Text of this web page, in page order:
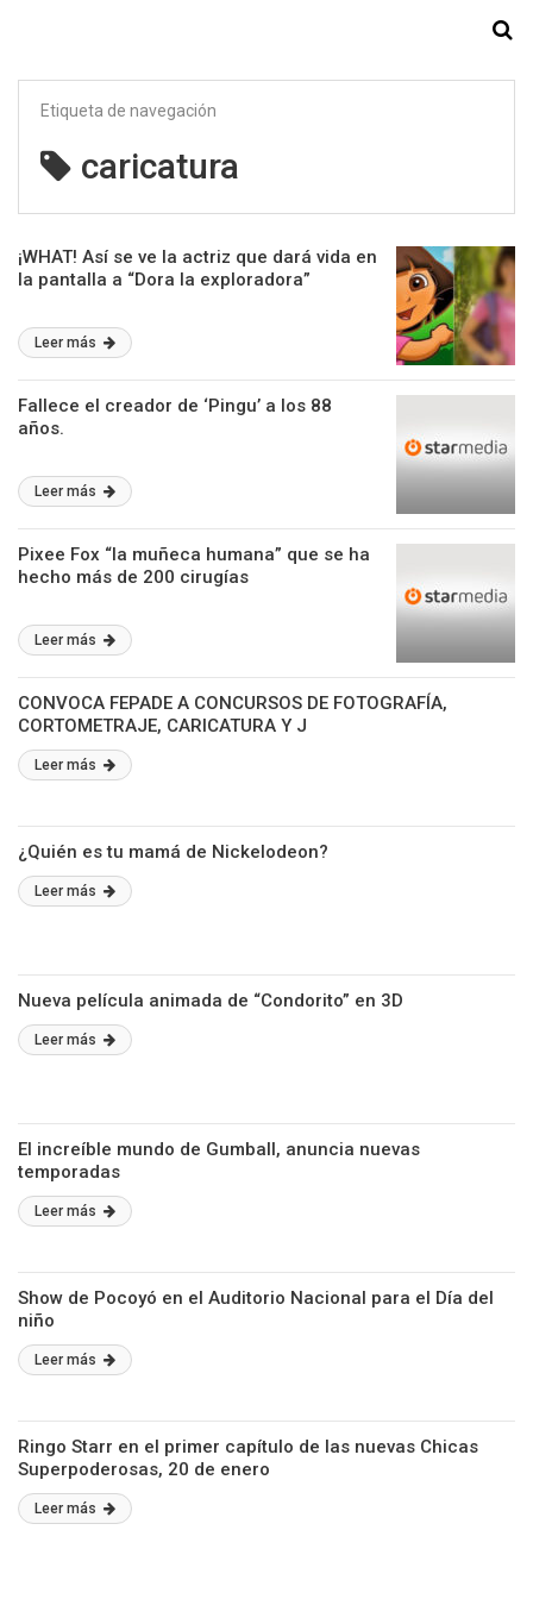
Etiqueta de navegación
caricatura
¡WHAT! Así se ve la actriz que dará vida en
la pantalla a “Dora la exploradora”
Leer más
Fallece el creador de ‘Pingu’ a los 88
años.
Leer más
Pixee Fox “la muñeca humana” que se ha
hecho más de 200 cirugías
Leer más
CONVOCA FEPADE A CONCURSOS DE FOTOGRAFÍA,
CORTOMETRAJE, CARICATURA Y J
Leer más
¿Quién es tu mamá de Nickelodeon?
Leer más
Nueva película animada de “Condorito” en 3D
Leer más
El increíble mundo de Gumball, anuncia nuevas
temporadas
Leer más
Show de Pocoyó en el Auditorio Nacional para el Día del
niño
Leer más
Ringo Starr en el primer capítulo de las nuevas Chicas
Superpoderosas, 20 de enero
Leer más